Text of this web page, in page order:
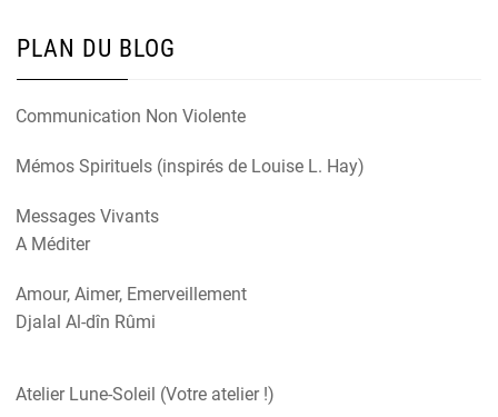
PLAN DU BLOG
Communication Non Violente
Mémos Spirituels (inspirés de Louise L. Hay)
Messages Vivants
A Méditer
Amour, Aimer, Emerveillement
Djalal Al-dîn Rûmi
Atelier Lune-Soleil (Votre atelier !)